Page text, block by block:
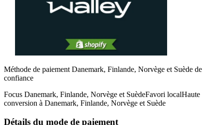
Méthode de paiement Danemark, Finlande, Norvège et Suède de
confiance
Focus Danemark, Finlande, Norvège et SuèdeFavori localHaute
conversion à Danemark, Finlande, Norvège et Suède
Détails du mode de paiement